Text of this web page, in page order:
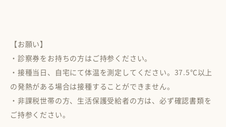
【お願い】
・診察券をお持ちの方はご持参ください。
・接種当日、自宅にて体温を測定してください。37.5℃以上
の発熱がある場合は接種することができません。
・非課税世帯の方、生活保護受給者の方は、必ず確認書類を
ご持参ください。